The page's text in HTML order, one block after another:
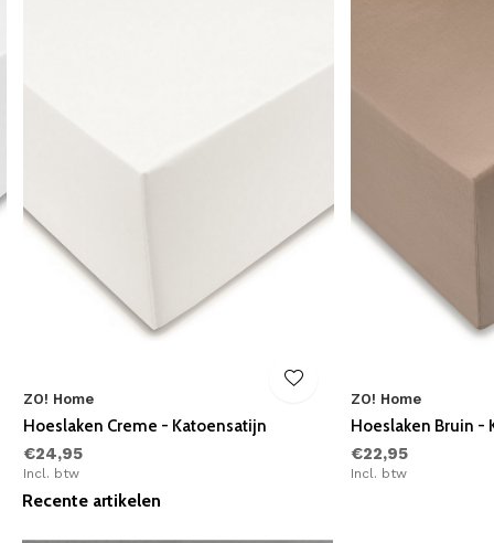
ZO! Home
Hoeslaken Creme - Katoensatijn
€24,95
Incl. btw
ZO! Home
Hoeslaken Bruin -
€22,95
Incl. btw
Recente artikelen